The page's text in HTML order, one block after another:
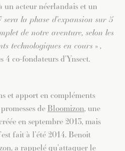
un acteur néerlandais et un
sera la phase d’expansion sur 5
de notre aventure, selon les
technologiques en cours » ,
4 co-fondateurs d’Ynsect.
et apport en compléments
de Bloomizon, une
en septembre 2013, mais
fait à l’été 2014. Benoit
a rappelé qu’attaquer le